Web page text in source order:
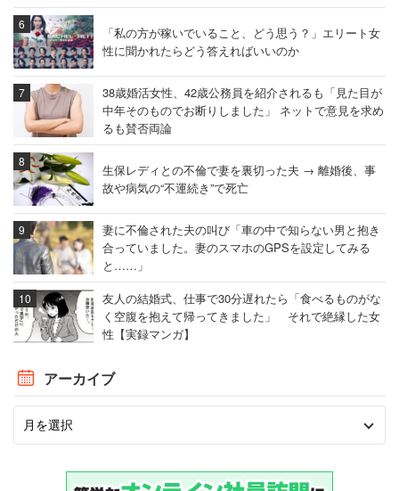
「私の方が稼いでいること、どう思う？」エリート女
性に聞かれたらどう答えればいいのか
38歳婚活女性、42歳公務員を紹介されるも「見た目が
中年そのものでお断りしました」 ネットで意見を求め
るも賛否両論
生保レディとの不倫で妻を裏切った夫 → 離婚後、事
故や病気の“不運続き”で死亡
妻に不倫された夫の叫び「車の中で知らない男と抱き
合っていました。妻のスマホのGPSを設定してみる
と……」
友人の結婚式、仕事で30分遅れたら「食べるものがな
く空腹を抱えて帰ってきました」 それで絶縁した女
性【実録マンガ】
アーカイブ